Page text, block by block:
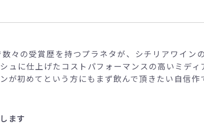
々の受賞歴を持つプラネタが、シチリアワイン
に仕上げたコストパフォーマンスの高いミデ
が初めてという方にもまず飲んで頂きたい自信作
ます